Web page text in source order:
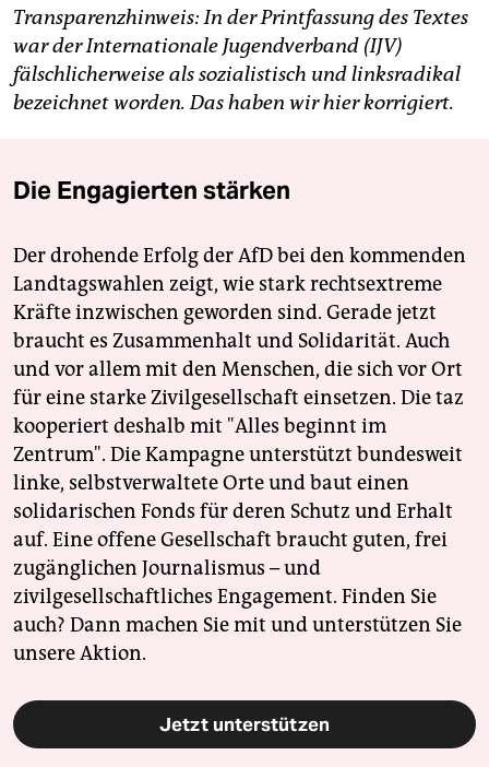
Transparenzhinweis: In der Printfassung des Textes
war der Internationale Jugendverband (IJV)
fälschlicherweise als sozialistisch und linksradikal
bezeichnet worden. Das haben wir hier korrigiert.
Die Engagierten stärken
Der drohende Erfolg der AfD bei den kommenden
Landtagswahlen zeigt, wie stark rechtsextreme
Kräfte inzwischen geworden sind. Gerade jetzt
braucht es Zusammenhalt und Solidarität. Auch
und vor allem mit den Menschen, die sich vor Ort
für eine starke Zivilgesellschaft einsetzen. Die taz
kooperiert deshalb mit "Alles beginnt im
Zentrum". Die Kampagne unterstützt bundesweit
linke, selbstverwaltete Orte und baut einen
solidarischen Fonds für deren Schutz und Erhalt
auf. Eine offene Gesellschaft braucht guten, frei
zugänglichen Journalismus – und
zivilgesellschaftliches Engagement. Finden Sie
auch? Dann machen Sie mit und unterstützen Sie
unsere Aktion.
Jetzt unterstützen